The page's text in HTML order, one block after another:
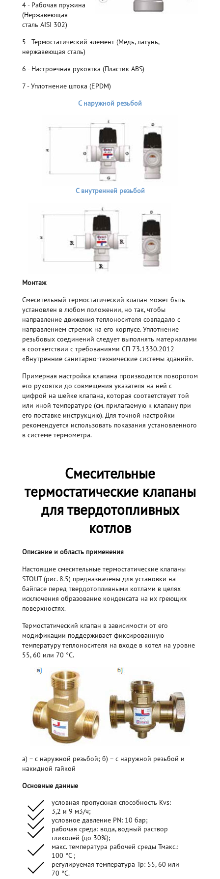
4 - Рабочая пружина
(Нержавеющая
сталь AISI 302)
5 - Термостатический элемент (Медь, латунь,
нержавеющая сталь)
6 - Настроечная рукоятка (Пластик ABS)
7 - Уплотнение штока (EPDM)
С наружной резьбой
С внутренней резьбой
Монтаж
Смесительный термостатический клапан может быть
установлен в любом положении, но так, чтобы
направление движения теплоносителя совпадало с
направлением стрелок на его корпусе. Уплотнение
резьбовых соединений следует выполнять материалами
в соответствии с требованиями СП 73.1330.2012
«Внутренние санитарно-технические системы зданий».
Примерная настройка клапана производится поворотом
его рукоятки до совмещения указателя на ней с
цифрой на шейке клапана, которая соответствует той
или иной температуре (см. прилагаемую к клапану при
его поставке инструкцию). Для точной настройки
рекомендуется использовать показания установленного
в системе термометра.
Смесительные
термостатические клапаны
для твердотопливных
котлов
Описание и область применения
Настоящие смесительные термостатические клапаны
STOUT (рис. 8.5) предназначены для установки на
байпасе перед твердотопливными котлами в целях
исключения образование конденсата на их греющих
поверхностях.
Термостатический клапан в зависимости от его
модификации поддерживает фиксированную
температуру теплоносителя на входе в котел на уровне
55, 60 или 70 °С.
а) – с наружной резьбой; б) – с наружной резьбой и
накидной гайкой
Основные данные
условная пропускная способность Kvs:
3,2 и 9 м3/ч;
условное давление PN: 10 бар;
рабочая среда: вода, водный раствор
гликолей (до 30%);
макс. температура рабочей среды Тмакс.:
100 °С ;
регулируемая температура Тр: 55, 60 или
70 °С.